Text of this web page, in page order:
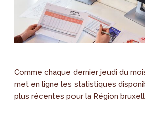
Comme chaque dernier jeudi du
met en ligne les statistiques
plus récentes pour la Région